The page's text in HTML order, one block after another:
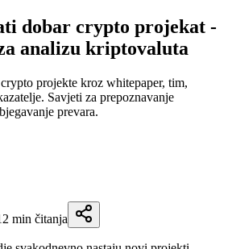
dobar crypto projekat -
analizu kriptovaluta
projekte kroz whitepaper, tim,
Savjeti za prepoznavanje
prevara.
min čitanja